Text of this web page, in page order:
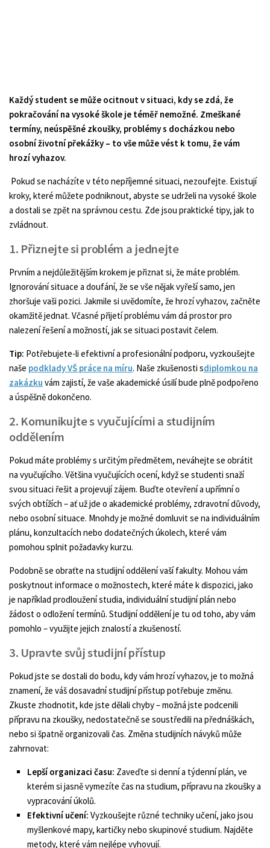
Každý student se může ocitnout v situaci, kdy se zdá, že
pokračování na vysoké škole je téměř nemožné. Zmeškané
termíny, neúspěšné zkoušky, problémy s docházkou nebo
osobní životní překážky – to vše může vést k tomu, že vám
hrozí vyhazov.
Pokud se nacházíte v této nepříjemné situaci, nezoufejte. Existují
kroky, které můžete podniknout, abyste se udrželi na vysoké škole
a dostali se zpět na správnou cestu. Zde jsou praktické tipy, jak to
zvládnout.
1. Přiznejte si problém a jednejte
Prvním a nejdůležitějším krokem je přiznat si, že máte problém.
Ignorování situace a doufání, že se vše nějak vyřeší samo, jen
zhoršuje vaši pozici. Jakmile si uvědomíte, že hrozí vyhazov, začněte
okamžitě jednat. Včasné přijetí problému vám dá prostor pro
nalezení řešení a možností, jak se situaci postavit čelem.
Tip: Potřebujete-li efektivní a profesionální podporu, vyzkoušejte
naše podklady VŠ práce na míru. Naše zkušenosti sdiplomkou na
zakázku vám zajistí, že vaše akademické úsilí bude plně podpořeno
a úspěšně dokončeno.
2. Komunikujte s vyučujícími a studijním
oddělením
Pokud máte problémy s určitým předmětem, neváhejte se obrátit
na vyučujícího. Většina vyučujících ocení, když se studenti snaží
svou situaci řešit a projevují zájem. Buďte otevření a upřímní o
svých obtížích – ať už jde o akademické problémy, zdravotní důvody,
nebo osobní situace. Mnohdy je možné domluvit se na individuálním
plánu, konzultacích nebo dodatečných úkolech, které vám
pomohou splnit požadavky kurzu.
Podobně se obraťte na studijní oddělení vaší fakulty. Mohou vám
poskytnout informace o možnostech, které máte k dispozici, jako
je například prodloužení studia, individuální studijní plán nebo
žádost o odložení termínů. Studijní oddělení je tu od toho, aby vám
pomohlo – využijte jejich znalostí a zkušeností.
3. Upravte svůj studijní přístup
Pokud jste se dostali do bodu, kdy vám hrozí vyhazov, je to možná
znamení, že váš dosavadní studijní přístup potřebuje změnu.
Zkuste zhodnotit, kde jste dělali chyby – možná jste podcenili
přípravu na zkoušky, nedostatečně se soustředili na přednáškách,
nebo si špatně organizovali čas. Změna studijních návyků může
zahrnovat:
Lepší organizaci času: Zaveďte si denní a týdenní plán, ve
kterém si jasně vymezíte čas na studium, přípravu na zkoušky a
vypracování úkolů.
Efektivní učení: Vyzkoušejte různé techniky učení, jako jsou
myšlenkové mapy, kartičky nebo skupinové studium. Najděte
metody, které vám nejlépe vyhovují.